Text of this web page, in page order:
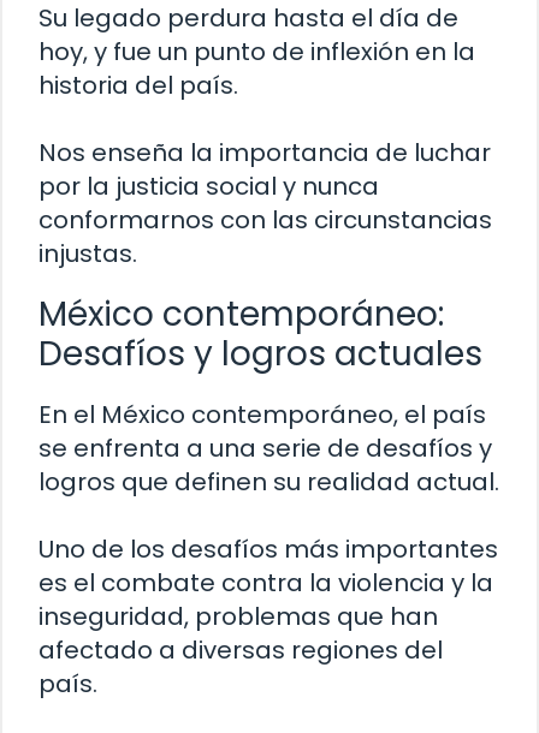
Su legado perdura hasta el día de
hoy, y fue un punto de inflexión en la
historia del país.
Nos enseña la importancia de luchar
por la justicia social y nunca
conformarnos con las circunstancias
injustas.
México contemporáneo:
Desafíos y logros actuales
En el México contemporáneo, el país
se enfrenta a una serie de desafíos y
logros que definen su realidad actual.
Uno de los desafíos más importantes
es el combate contra la violencia y la
inseguridad, problemas que han
afectado a diversas regiones del
país.